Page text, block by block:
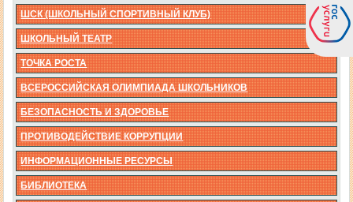
ШСК (ШКОЛЬНЫЙ СПОРТИВНЫЙ КЛУБ)
ШКОЛЬНЫЙ ТЕАТР
ТОЧКА РОСТА
ВСЕРОССИЙСКАЯ ОЛИМПИАДА ШКОЛЬНИКОВ
БЕЗОПАСНОСТЬ И ЗДОРОВЬЕ
ПРОТИВОДЕЙСТВИЕ КОРРУПЦИИ
ИНФОРМАЦИОННЫЕ РЕСУРСЫ
БИБЛИОТЕКА